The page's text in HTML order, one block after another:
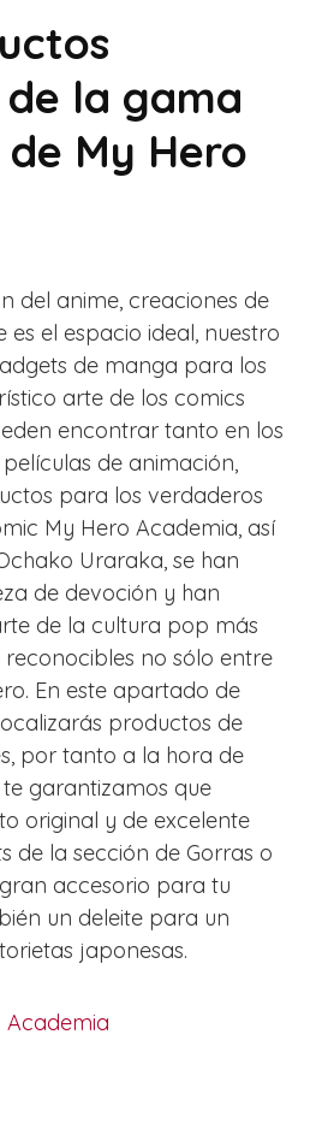
la gama
My Hero
del anime, creaciones de
es el espacio ideal, nuestro
de manga para los
arte de los comics
encontrar tanto en los
de animación,
para los verdaderos
My Hero Academia, así
Uraraka, se han
de devoción y han
de la cultura pop más
reconocibles no sólo entre
En este apartado de
productos de
por tanto a la hora de
garantizamos que
original y de excelente
de la sección de Gorras o
accesorio para tu
un deleite para un
japonesas.
Academia